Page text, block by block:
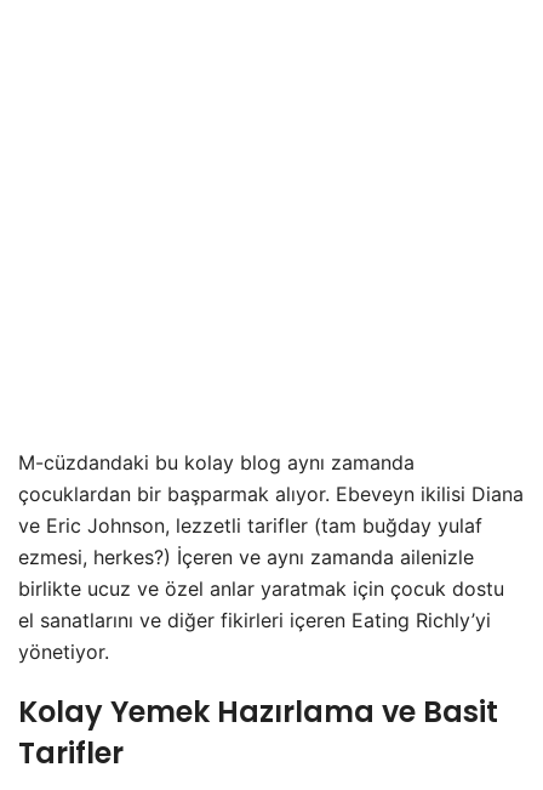
M-cüzdandaki bu kolay blog aynı zamanda
çocuklardan bir başparmak alıyor. Ebeveyn ikilisi Diana
ve Eric Johnson, lezzetli tarifler (tam buğday yulaf
ezmesi, herkes?) İçeren ve aynı zamanda ailenizle
birlikte ucuz ve özel anlar yaratmak için çocuk dostu
el sanatlarını ve diğer fikirleri içeren Eating Richly’yi
yönetiyor.
Kolay Yemek Hazırlama ve Basit
Tarifler